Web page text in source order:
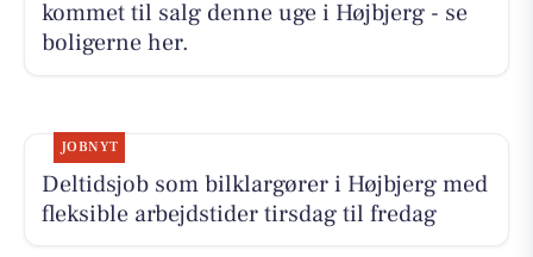
kommet til salg denne uge i Højbjerg - se
boligerne her.
JOBNYT
Deltidsjob som bilklargører i Højbjerg med
fleksible arbejdstider tirsdag til fredag